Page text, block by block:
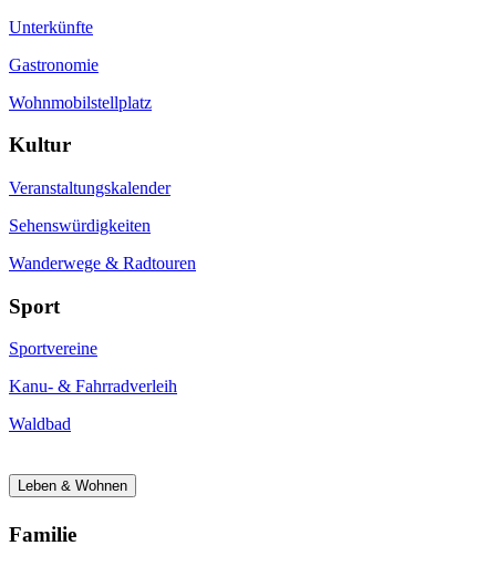
Unterkünfte
Gastronomie
Wohnmobilstellplatz
Kultur
Veranstaltungskalender
Sehenswürdigkeiten
Wanderwege & Radtouren
Sport
Sportvereine
Kanu- & Fahrradverleih
Waldbad
Leben & Wohnen
Familie